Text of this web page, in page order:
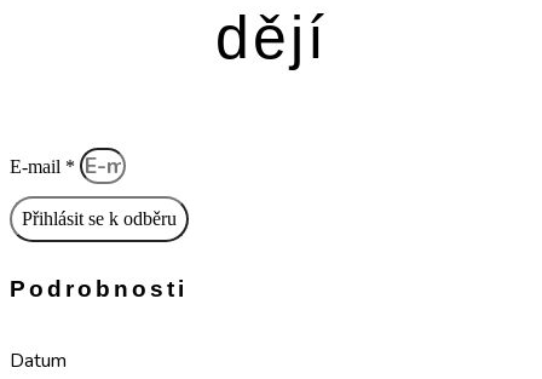
dějí
E-mail *
Přihlásit se k odběru
Podrobnosti
Datum